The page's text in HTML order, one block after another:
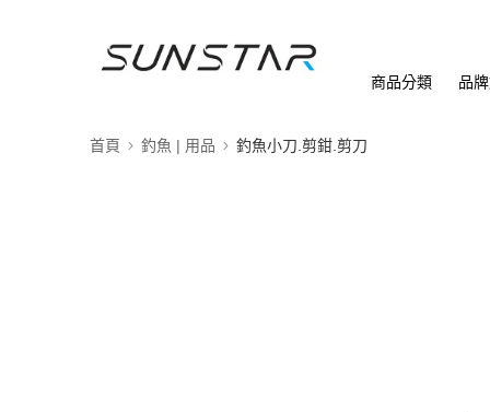
商品分類 品
首頁 釣魚 | 用品 釣魚小刀.剪鉗.剪刀